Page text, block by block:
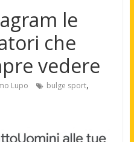
le
che
vedere
Lupo bulge sport,